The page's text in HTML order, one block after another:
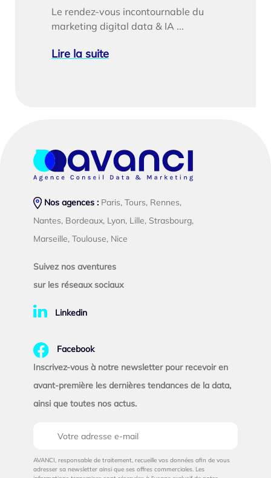
Le rendez-vous incontournable du
marketing digital data & IA ...
Lire la suite
Nos agences :Paris, Tours, Rennes,
Nantes, Bordeaux, Lyon, Lille, Strasbourg,
Marseille, Toulouse, Nice
Suivez nos aventures
sur les réseaux sociaux
Linkedin
Facebook
Inscrivez-vous à notre newsletter pour recevoir en
avant-première les dernières tendances de la data,
ainsi que toutes nos actus.
AVANCI, responsable de traitement, recueille vos données afin de vous
adresser sa newsletter ainsi que ses offres commerciales. Les